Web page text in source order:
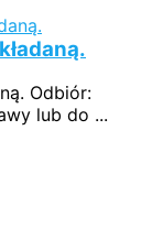
Odbiór:
lub do ...